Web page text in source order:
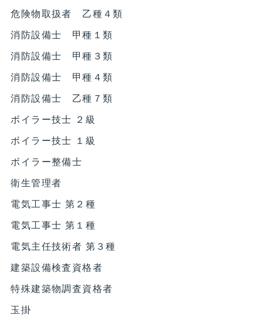
危険物取扱者 乙種４類
消防設備士 甲種１類
消防設備士 甲種３類
消防設備士 甲種４類
消防設備士 乙種７類
ボイラー技士 ２級
ボイラー技士 １級
ボイラー整備士
衛生管理者
電気工事士 第２種
電気工事士 第１種
電気主任技術者 第３種
建築設備検査資格者
特殊建築物調査資格者
玉掛